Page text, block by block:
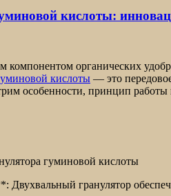
кислоты:
компонентом органических
кислоты — это
особенности, принцип работы
гуминовой кислоты
гранулятор